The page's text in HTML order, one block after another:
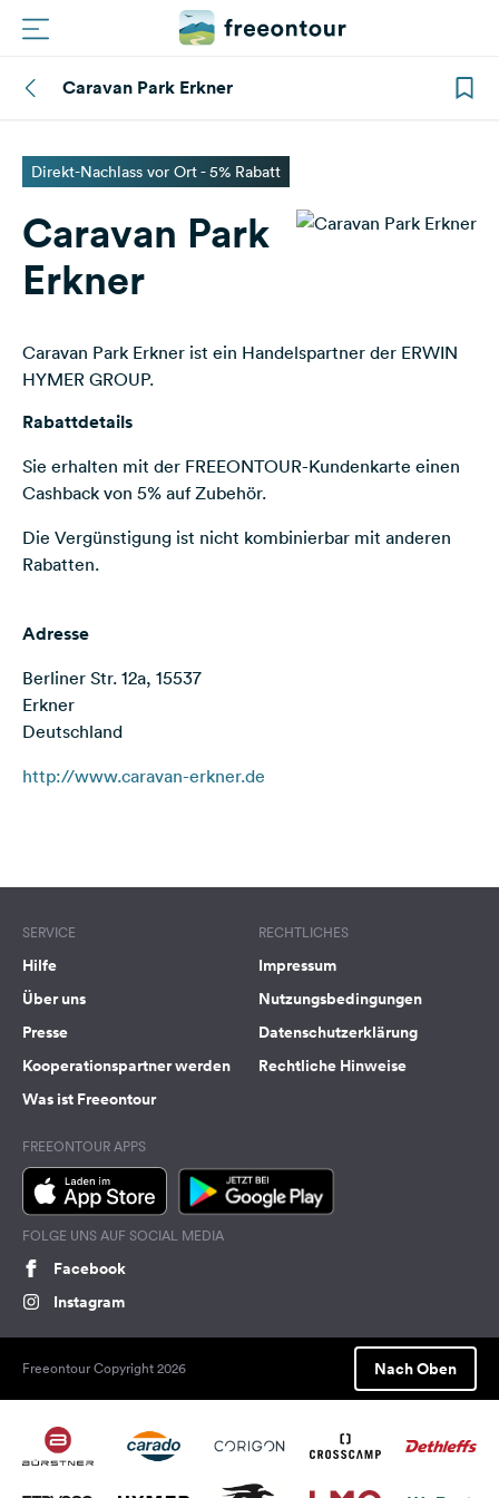
Plätze
Partner
Registrieren
Fragen &
Sprache:
uns
auf
Social
Media
Facebook
Caravan Park Erkner
Direkt-Nachlass vor Ort - 5% Rabatt
Caravan Park
Erkner
Caravan Park Erkner ist ein Handelspartner der ERWIN
HYMER GROUP.
Rabattdetails
Sie erhalten mit der FREEONTOUR-Kundenkarte einen
Cashback von 5% auf Zubehör.
Die Vergünstigung ist nicht kombinierbar mit anderen
Rabatten.
Adresse
Berliner Str. 12a, 15537
Erkner
Deutschland
http://www.caravan-erkner.de
SERVICE
Hilfe
Über uns
Presse
Kooperationspartner werden
Was ist Freeontour
RECHTLICHES
Impressum
Nutzungsbedingungen
Datenschutzerklärung
Rechtliche Hinweise
FREEONTOUR APPS
FOLGE UNS AUF SOCIAL MEDIA
Facebook
Instagram
Freeontour Copyright 2026 Nach Oben